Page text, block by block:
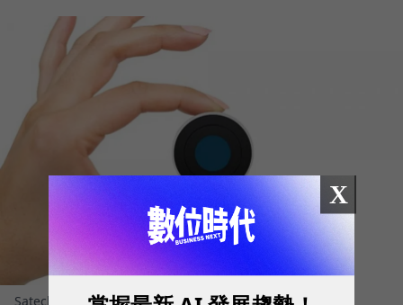
Satechi,Windows Cortana
X